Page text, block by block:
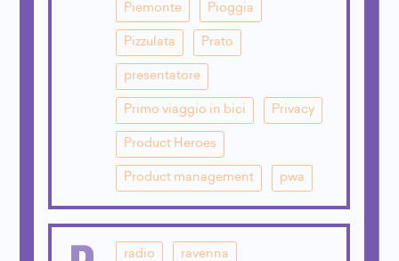
Piemonte Pioggia
Pizzulata Prato
presentatore
Primo viaggio in bici Privacy
Product Heroes
Product management pwa
radio ravenna